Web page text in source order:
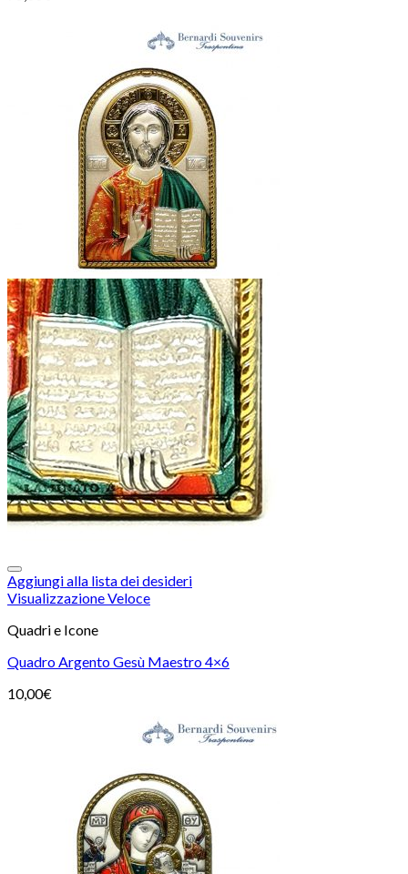
Aggiungi alla lista dei desideri
Visualizzazione Veloce
Quadri e Icone
Quadro Argento Gesù Maestro 4×6
10,00€